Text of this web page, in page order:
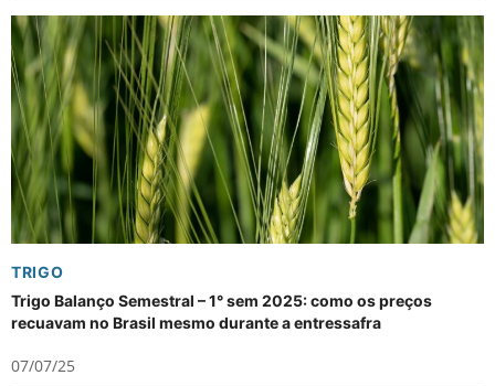
TRIGO
Trigo Balanço Semestral – 1° sem 2025: como os preços
recuavam no Brasil mesmo durante a entressafra
07/07/25